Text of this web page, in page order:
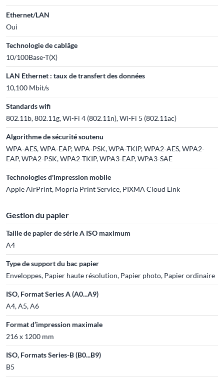
Ethernet/LAN
Oui
Technologie de cablâge
10/100Base-T(X)
LAN Ethernet : taux de transfert des données
10,100 Mbit/s
Standards wifi
802.11b, 802.11g, Wi-Fi 4 (802.11n), Wi-Fi 5 (802.11ac)
Algorithme de sécurité soutenu
WPA-AES, WPA-EAP, WPA-PSK, WPA-TKIP, WPA2-AES, WPA2-
EAP, WPA2-PSK, WPA2-TKIP, WPA3-EAP, WPA3-SAE
Technologies d'impression mobile
Apple AirPrint, Mopria Print Service, PIXMA Cloud Link
Gestion du papier
Taille de papier de série A ISO maximum
A4
Type de support du bac papier
Enveloppes, Papier haute résolution, Papier photo, Papier ordinaire
ISO, Format Series A (A0...A9)
A4, A5, A6
Format d’impression maximale
216 x 1200 mm
ISO, Formats Series-B (B0...B9)
B5